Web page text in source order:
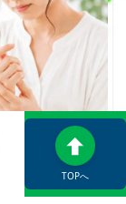
みの原因と対
TOPへ